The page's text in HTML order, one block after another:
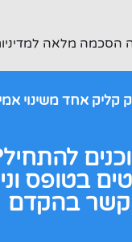
הסכמה מלאה
אחד משינוי
בטופס
קשר בהקדם